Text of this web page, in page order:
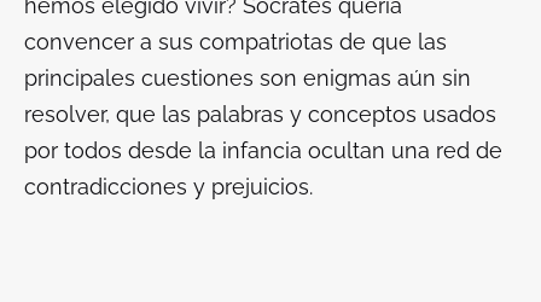
convencer a sus compatriotas de que las
principales cuestiones son enigmas aún sin
resolver, que las palabras y conceptos usados
por todos desde la infancia ocultan una red de
contradicciones y prejuicios.